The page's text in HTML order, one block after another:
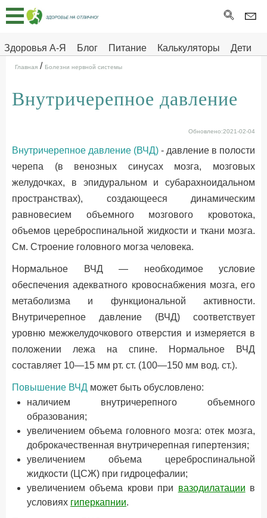
Здоровья А-Я Блог Питание Калькуляторы
Дети
Здоровье на отлично
Главная
Тесты
Про
ДЕТЯМ
Главная / Болезни нервной системы
Внутричерепное давление
Обновлено:2021-02-04
Внутричерепное давление (ВЧД) - давление в полости
черепа (в венозных синусах мозга, мозговых
желудочках, в эпидуральном и субарахноидальном
пространствах), создающееся динамическим
равновесием объемного мозгового кровотока,
объемов цереброспинальной жидкости и ткани мозга.
См. Строение головного могза человека.
Нормальное ВЧД — необходимое условие
обеспечения адекватного кровоснабжения мозга, его
метаболизма и функциональной активности.
Внутричерепное давление (ВЧД) соответствует
уровню межжелудочкового отверстия и измеряется в
положении лежа на спине. Нормальное ВЧД
составляет 10—15 мм рт. ст. (100—150 мм вод. ст.).
Повышение ВЧД может быть обусловлено:
наличием внутричерепного объемного
образования;
увеличением объема головного мозга: отек мозга,
доброкачественная внутричерепная гипертензия;
увеличением объема цереброспинальной
жидкости (ЦСЖ) при гидроцефалии;
увеличением объема крови при вазодилатации в
условиях гиперкапнии.